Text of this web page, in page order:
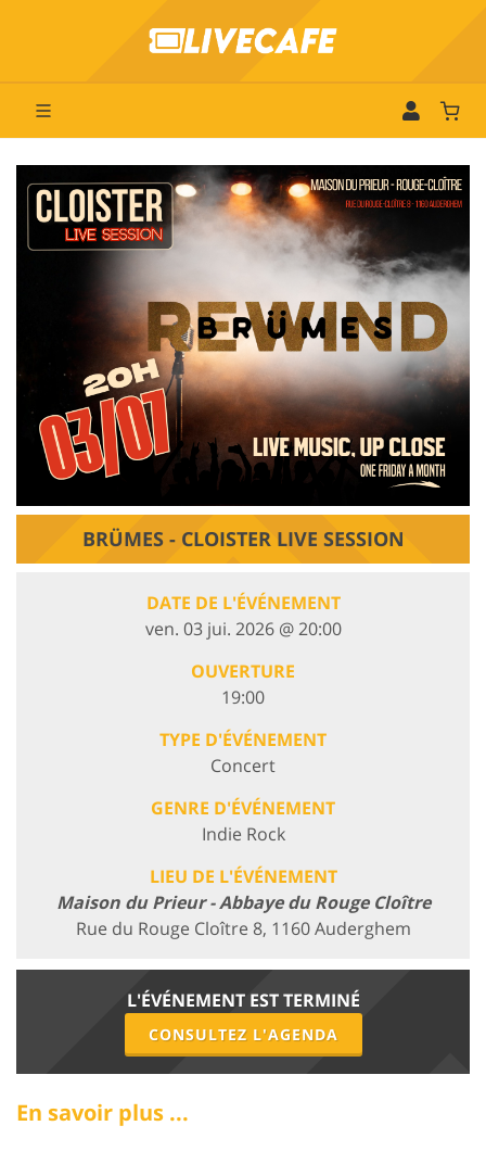
BRÜMES - CLOISTER LIVE SESSION
DATE DE L'ÉVÉNEMENT
ven. 03 jui. 2026 @ 20:00
OUVERTURE
19:00
TYPE D'ÉVÉNEMENT
Concert
GENRE D'ÉVÉNEMENT
Indie Rock
LIEU DE L'ÉVÉNEMENT
Maison du Prieur - Abbaye du Rouge Cloître
Rue du Rouge Cloître 8, 1160 Auderghem
L'ÉVÉNEMENT EST TERMINÉ
CONSULTEZ L'AGENDA
En savoir plus ...